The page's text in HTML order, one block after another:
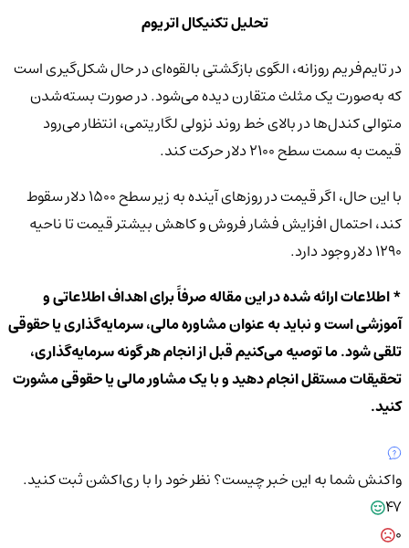
تحلیل تکنیکال اتریوم
در تایم‌فریم روزانه، الگوی بازگشتی بالقوه‌ای در حال شکل‌گیری است
که به‌صورت یک مثلث متقارن دیده می‌شود. در صورت بسته‌شدن
متوالی کندل‌ها در بالای خط روند نزولی لگاریتمی، انتظار می‌رود
قیمت به سمت سطح ۲۱۰۰ دلار حرکت کند.
با این حال، اگر قیمت در روزهای آینده به زیر سطح ۱۵۰۰ دلار سقوط
کند، احتمال افزایش فشار فروش و کاهش بیشتر قیمت تا ناحیه
۱۲۹۰ دلار وجود دارد.
* اطلاعات ارائه شده در این مقاله صرفاً برای اهداف اطلاعاتی و
آموزشی است و نباید به عنوان مشاوره مالی، سرمایه‌گذاری یا حقوقی
تلقی شود. ما توصیه می‌کنیم قبل از انجام هر گونه سرمایه‌گذاری،
تحقیقات مستقل انجام دهید و با یک مشاور مالی یا حقوقی مشورت
کنید.
واکنش شما به این خبر چیست؟نظر خود را با ری‌اکشن ثبت کنید.
47